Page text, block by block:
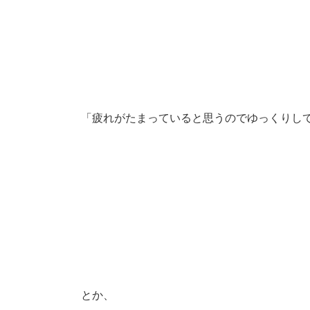
「疲れがたまっていると思うのでゆっくりし
とか、